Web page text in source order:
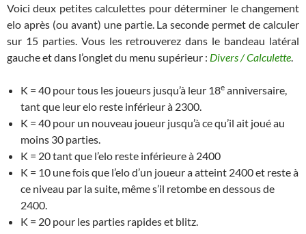
Voici deux petites calculettes pour déterminer le changement
elo après (ou avant) une partie. La seconde permet de calculer
sur 15 parties. Vous les retrouverez dans le bandeau latéral
gauche et dans l’onglet du menu supérieur : Divers / Calculette.
K = 40 pour tous les joueurs jusqu’à leur 18e anniversaire,
tant que leur elo reste inférieur à 2300.
K = 40 pour un nouveau joueur jusqu’à ce qu’il ait joué au
moins 30 parties.
K = 20 tant que l’elo reste inférieure à 2400
K = 10 une fois que l’elo d’un joueur a atteint 2400 et reste à
ce niveau par la suite, même s’il retombe en dessous de
2400.
K = 20 pour les parties rapides et blitz.